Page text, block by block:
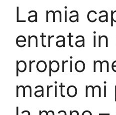
La mia
entrata
proprio
marito mi